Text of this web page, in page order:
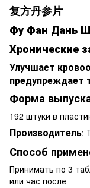
复方丹参片
Фу Фан Дань
Хронические
Улучшает
предупреждает
Форма
192 штуки в
Производитель:
Способ
Принимать по 3
или час после